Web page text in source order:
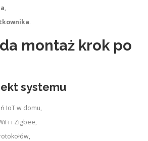
,
.
montaż krok po
systemu
IoT w domu,
i Zigbee,